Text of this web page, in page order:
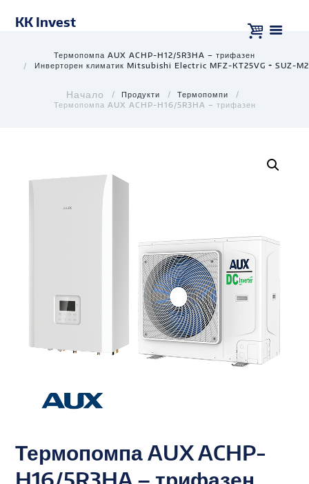
KK Invest
Термопомпа AUX ACHP-H12/5R3HA – трифазен
Инверторен климатик Mitsubishi Electric MFZ-KT25VG + SUZ-
Продукти
Термопомпи
Термопомпа AUX ACHP-H16/5R3HA – трифазен
Термопомпа AUX ACHP-